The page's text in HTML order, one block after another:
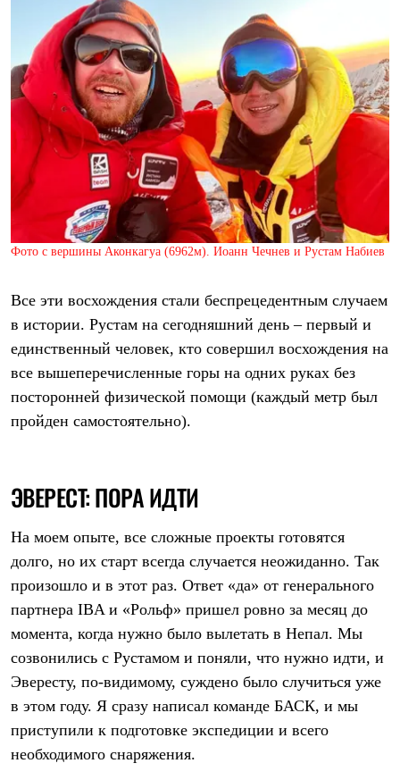
Уход за обувью
Аксессуары
Головные уборы
Шапки
Балаклавы и маски
Кепки и бейсболки
Повязки
Шарфы
Панамы
Перчатки и рукавицы
Перчатки
Рукавицы
Полезные аксессуары
Брелки
Опушки
Термоковрики
Уход за одеждой
В Арктику
Коллекции
ЗА ПОЛЯРНЫМ КРУГОМ
TREK
ИДЁМ В ПОХОД
Дневник капитана
Компания
Баск сегодня
Отцы основатели
Производство
Контроль качества
Технологии
Команда Баск
Сотрудничество
Дилерам
Стать дилером
Услуги
Фото с вершины Аконкагуа (6962м). Иоанн Чечнев и Рустам Набиев
Все эти восхождения стали беспрецедентным случаем
в истории. Рустам на сегодняшний день – первый и
единственный человек, кто совершил восхождения на
все вышеперечисленные горы на одних руках без
посторонней физической помощи (каждый метр был
пройден самостоятельно).
ЭВЕРЕСТ: ПОРА ИДТИ
На моем опыте, все сложные проекты готовятся
долго, но их старт всегда случается неожиданно. Так
произошло и в этот раз. Ответ «да» от генерального
партнера IBA и «Рольф» пришел ровно за месяц до
момента, когда нужно было вылетать в Непал. Мы
созвонились с Рустамом и поняли, что нужно идти, и
Эвересту, по-видимому, суждено было случиться уже
в этом году. Я сразу написал команде БАСК, и мы
приступили к подготовке экспедиции и всего
необходимого снаряжения.